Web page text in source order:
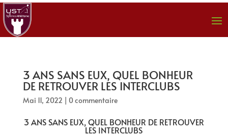
3 ANS SANS EUX, QUEL BONHEUR
DE RETROUVER LES INTERCLUBS
Mai 11, 2022 | 0 commentaire
3 ANS SANS EUX, QUEL BONHEUR DE RETROUVER
LES INTERCLUBS